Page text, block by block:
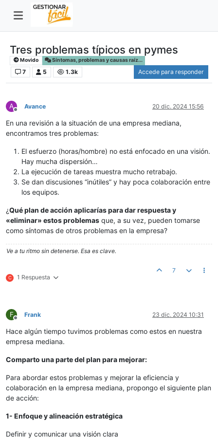
Tres problemas típicos en pymes
Movido Síntomas, problemas y causas raíz...
7 5 1.3k Accede para responder
A
Desconectado
Avance 20 dic. 2024 15:56
En una revisión a la situación de una empresa mediana,
encontramos tres problemas:
El esfuerzo (horas/hombre) no está enfocado en una visión.
Hay mucha dispersión…
La ejecución de tareas muestra mucho retrabajo.
Se dan discusiones “inútiles” y hay poca colaboración entre
los equipos.
¿Qué plan de acción aplicarías para dar respuesta y
«eliminar» estos problemas que, a su vez, pueden tomarse
como síntomas de otros problemas en la empresa?
Ve a tu ritmo sin detenerse. Esa es clave.
C 1 Respuesta
7
F
Desconectado
Frank 23 dic. 2024 10:31
Hace algún tiempo tuvimos problemas como estos en nuestra
empresa mediana.
Comparto una parte del plan para mejorar:
Para abordar estos problemas y mejorar la eficiencia y
colaboración en la empresa mediana, propongo el siguiente plan
de acción:
1- Enfoque y alineación estratégica
Definir y comunicar una visión clara